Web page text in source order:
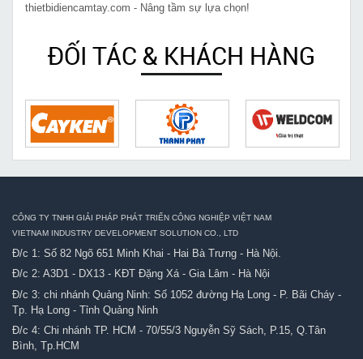
thietbidiencamtay.com - Nâng tầm sự lựa chọn!
ĐỐI TÁC & KHÁCH HÀNG
CÔNG TY TNHH GIẢI PHÁP PHÁT TRIỂN CÔNG NGHIỆP VIỆT NAM
VIETNAM INDUSTRY DEVELOPMENT SOLUTION CO., LTD
Đ/c 1: Số 82 Ngõ 651 Minh Khai - Hai Bà Trưng - Hà Nội.
Đ/c 2: A3D1 - DX13 - KĐT Đặng Xá - Gia Lâm - Hà Nội
Đ/c 3: chi nhánh Quảng Ninh: Số 1052 đường Hạ Long - P. Bãi Cháy -
Tp. Hạ Long - Tỉnh Quảng Ninh
Đ/c 4: Chi nhánh TP. HCM - 70/55/3 Nguyễn Sỹ Sách, P.15, Q.Tân
Bình, Tp.HCM